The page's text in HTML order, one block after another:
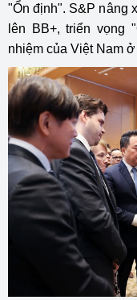
"Ổn định". S&P nâng
lên BB+, triển vọng
nhiệm của Việt Nam